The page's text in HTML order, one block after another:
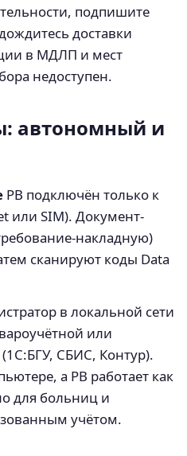
подпишите
доставки
в МДЛП и мест
недоступен.
автономный и
РВ подключён только к
или SIM). Документ-
накладную)
сканируют коды Data
в локальной сети
или
СБИС, Контур).
а РВ работает как
для больниц и
учётом.